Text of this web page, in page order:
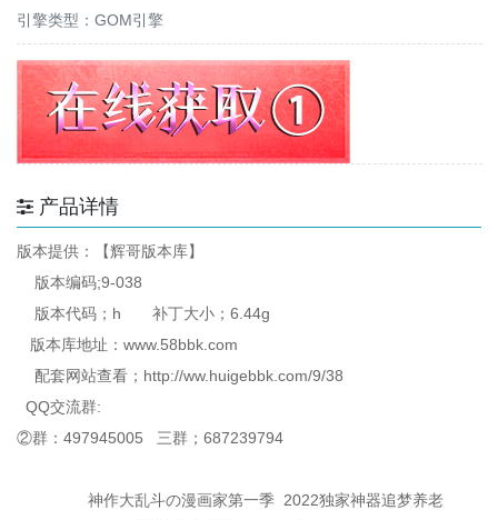
引擎类型：GOM引擎
产品详情
版本提供：【辉哥版本库】
版本编码;9-038
版本代码；h 补丁大小；6.44g
版本库地址：www.58bbk.com
配套网站查看；http://ww.huigebbk.com/9/38
QQ交流群:
②群：497945005 三群；687239794
神作大乱斗の漫画家第一季 2022独家神器追梦养老